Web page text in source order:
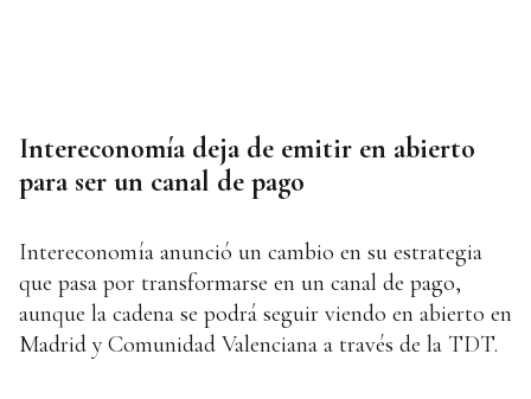
Intereconomía deja de emitir en abierto
para ser un canal de pago
Intereconomía anunció un cambio en su estrategia
que pasa por transformarse en un canal de pago,
aunque la cadena se podrá seguir viendo en abierto en
Madrid y Comunidad Valenciana a través de la TDT.